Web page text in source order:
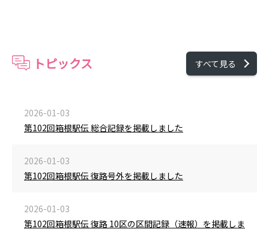
トピックス すべて見る
2026-01-03
第102回箱根駅伝 総合記録を掲載しました
2026-01-03
第102回箱根駅伝 復路号外を掲載しました
2026-01-03
第102回箱根駅伝 復路 10区の区間記録（速報）を掲載しま